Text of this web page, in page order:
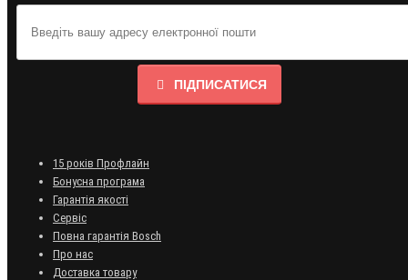
ПІДПИСАТИСЯ
15 років Профлайн
Бонусна програма
Гарантія якості
Сервіс
Повна гарантія Bosch
Про нас
Доставка товару